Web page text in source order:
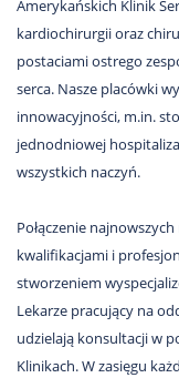
Amerykańskich Klinik
kardiochirurgii oraz
postaciami ostrego
serca. Nasze placówki
innowacyjności, m.in.
jednodniowej
wszystkich naczyń.
Połączenie
kwalifikacjami i
stworzeniem
Lekarze pracujący na
udzielają konsultacji w
Klinikach. W zasięgu